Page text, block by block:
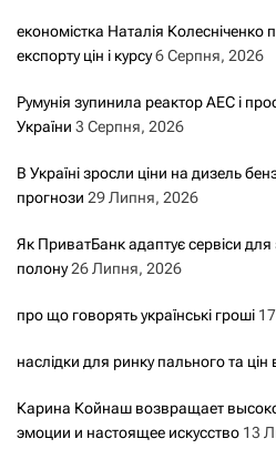
економістка Наталія Колесніченко
експорту цін і курсу6 Серпня, 2026
Румунія зупинила реактор АЕС і
України 3 Серпня, 2026
В Україні зросли ціни на дизель
прогнози 29 Липня, 2026
Як ПриватБанк адаптує сервіси для
полону26 Липня, 2026
про що говорять українські гроші
наслідки для ринку пального та цін
Карина Койнаш возвращает
эмоции и настоящее искусство 13